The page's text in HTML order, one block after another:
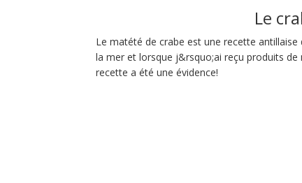
Le
Le matété de crabe est une recette
la mer et lorsque j&rsquo;ai reçu produits de
recette a été une évidence!